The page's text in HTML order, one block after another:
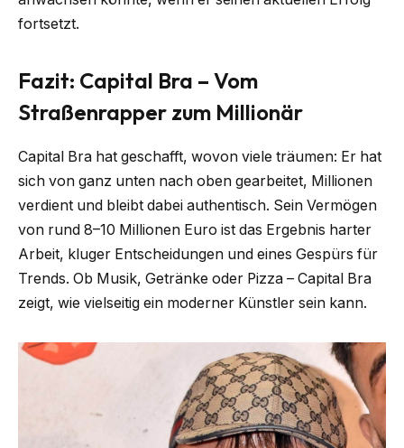
fortsetzt.
Fazit: Capital Bra – Vom
Straßenrapper zum Millionär
Capital Bra hat geschafft, wovon viele träumen: Er hat
sich von ganz unten nach oben gearbeitet, Millionen
verdient und bleibt dabei authentisch. Sein Vermögen
von rund 8–10 Millionen Euro ist das Ergebnis harter
Arbeit, kluger Entscheidungen und eines Gespürs für
Trends. Ob Musik, Getränke oder Pizza – Capital Bra
zeigt, wie vielseitig ein moderner Künstler sein kann.